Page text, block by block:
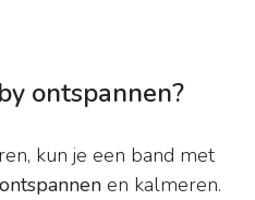
ontspannen?
kun je een band met
ontspannen en kalmeren.